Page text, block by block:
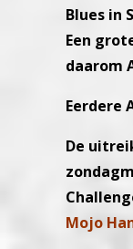
Blues in
Een
daarom
Eerdere
De
Mojo